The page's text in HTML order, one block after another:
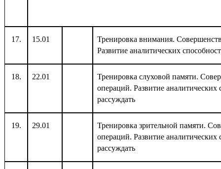
17. 15.01
Тренировка внимания.
Развитие аналитических
18. 22.01
Тренировка слуховой памяти.
операций. Развитие аналитических
рассуждать
19. 29.01
Тренировка зрительной памяти.
операций. Развитие аналитических
рассуждать